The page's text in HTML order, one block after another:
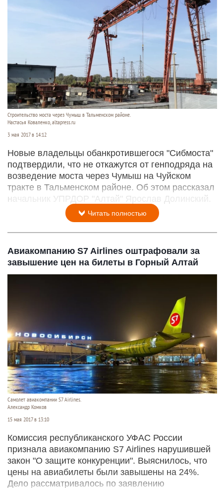
Строительство моста через Чумыш в Тальменском районе.
Настасья Коваленко, altapress.ru
3 мая 2017 в 14:12
Новые владельцы обанкротившегося "Сибмоста"
подтвердили, что не откажутся от генподряда на
возведение моста через Чумыш на Чуйском
тракте в Тальменском районе. Об этом рассказал
начальник УПРДОР "Алтай" Ярослав Долинский.
Читать полностью
Авиакомпанию S7 Airlines оштрафовали за
завышение цен на билеты в Горный Алтай
Самолет авиакомпании S7 Airlines.
Александр Комков
15 мая 2017 в 13:10
Комиссия республиканского УФАС России
признала авиакомпанию S7 Airlines нарушившей
закон "О защите конкуренции". Выяснилось, что
цены на авиабилеты были завышены на 24%.
Дело рассматривалось по заявлению